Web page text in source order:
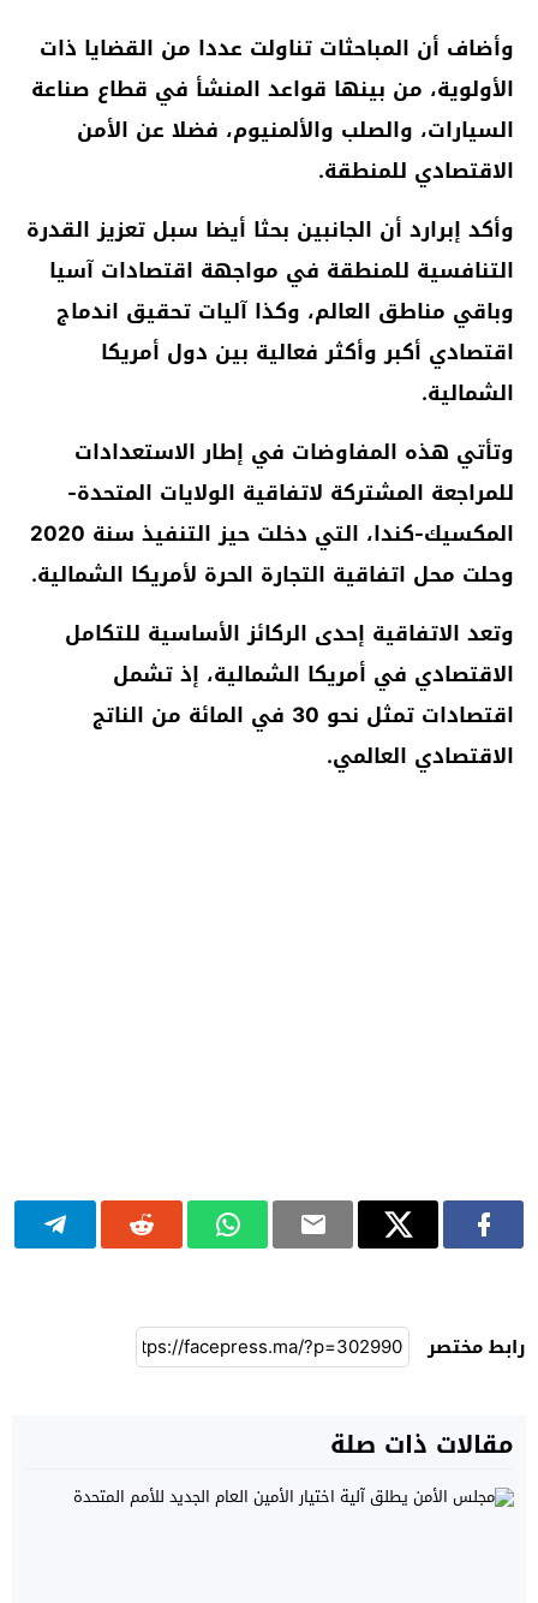
وأضاف أن المباحثات تناولت عددا من القضايا ذات
الأولوية، من بينها قواعد المنشأ في قطاع صناعة
السيارات، والصلب والألمنيوم، فضلا عن الأمن
الاقتصادي للمنطقة.
وأكد إبرارد أن الجانبين بحثا أيضا سبل تعزيز القدرة
التنافسية للمنطقة في مواجهة اقتصادات آسيا
وباقي مناطق العالم، وكذا آليات تحقيق اندماج
اقتصادي أكبر وأكثر فعالية بين دول أمريكا
الشمالية.
وتأتي هذه المفاوضات في إطار الاستعدادات
للمراجعة المشتركة لاتفاقية الولايات المتحدة-
المكسيك-كندا، التي دخلت حيز التنفيذ سنة 2020
وحلت محل اتفاقية التجارة الحرة لأمريكا الشمالية.
وتعد الاتفاقية إحدى الركائز الأساسية للتكامل
الاقتصادي في أمريكا الشمالية، إذ تشمل
اقتصادات تمثل نحو 30 في المائة من الناتج
الاقتصادي العالمي.
رابط مختصر
مقالات ذات صلة